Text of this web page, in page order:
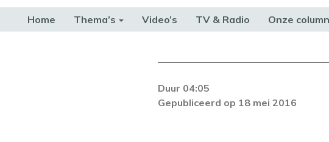
Home Thema’s Video’s TV & Radio Onze
Duur 04:05
Gepubliceerd op 18 mei 2016